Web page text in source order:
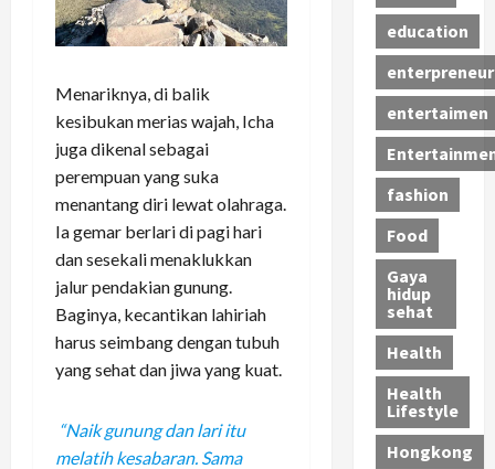
Menariknya, di balik
kesibukan merias wajah, Icha
juga dikenal sebagai
perempuan yang suka
menantang diri lewat olahraga.
Ia gemar berlari di pagi hari
dan sesekali menaklukkan
jalur pendakian gunung.
Baginya, kecantikan lahiriah
harus seimbang dengan tubuh
yang sehat dan jiwa yang kuat.
“Naik gunung dan lari itu
melatih kesabaran. Sama
education
enterpreneur
entertaimen
fashion
Food
Gaya
hidup
sehat
Health
Health
Lifestyle
Hongkong